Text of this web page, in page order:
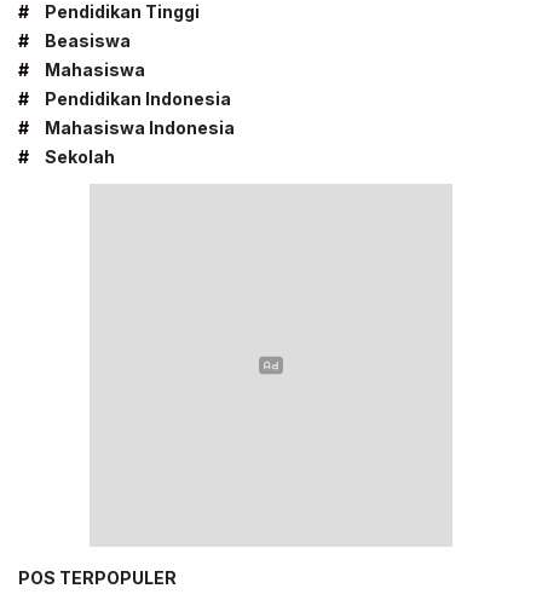
#
Pendidikan Tinggi
#
Beasiswa
#
Mahasiswa
#
Pendidikan Indonesia
#
Mahasiswa Indonesia
#
Sekolah
POS TERPOPULER